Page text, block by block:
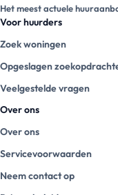
Het meest actuele
Voor huurders
Zoek woningen
Opgeslagen
Veelgestelde vragen
Over ons
Over ons
Servicevoorwaarden
Neem contact op